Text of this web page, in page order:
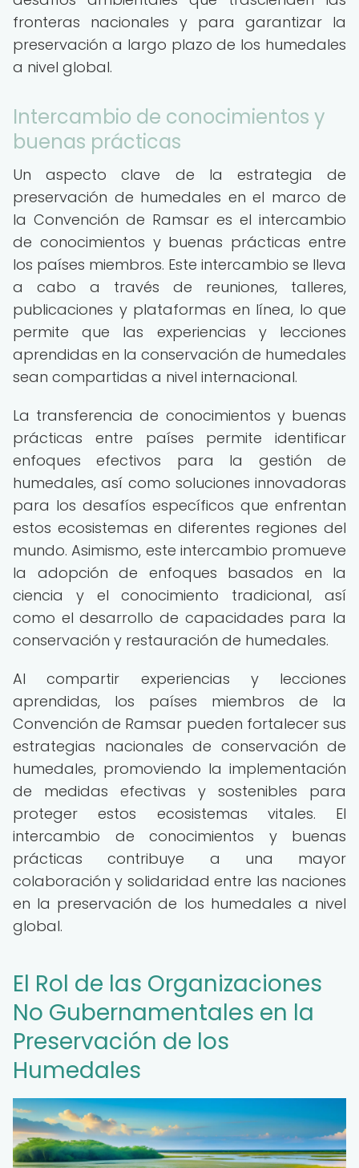
fronteras nacionales y para garantizar la
preservación a largo plazo de los humedales
a nivel global.
Intercambio de conocimientos y
buenas prácticas
Un aspecto clave de la estrategia de
preservación de humedales en el marco de
la Convención de Ramsar es el intercambio
de conocimientos y buenas prácticas entre
los países miembros. Este intercambio se lleva
a cabo a través de reuniones, talleres,
publicaciones y plataformas en línea, lo que
permite que las experiencias y lecciones
aprendidas en la conservación de humedales
sean compartidas a nivel internacional.
La transferencia de conocimientos y buenas
prácticas entre países permite identificar
enfoques efectivos para la gestión de
humedales, así como soluciones innovadoras
para los desafíos específicos que enfrentan
estos ecosistemas en diferentes regiones del
mundo. Asimismo, este intercambio promueve
la adopción de enfoques basados en la
ciencia y el conocimiento tradicional, así
como el desarrollo de capacidades para la
conservación y restauración de humedales.
Al compartir experiencias y lecciones
aprendidas, los países miembros de la
Convención de Ramsar pueden fortalecer sus
estrategias nacionales de conservación de
humedales, promoviendo la implementación
de medidas efectivas y sostenibles para
proteger estos ecosistemas vitales. El
intercambio de conocimientos y buenas
prácticas contribuye a una mayor
colaboración y solidaridad entre las naciones
en la preservación de los humedales a nivel
global.
El Rol de las Organizaciones
No Gubernamentales en la
Preservación de los
Humedales